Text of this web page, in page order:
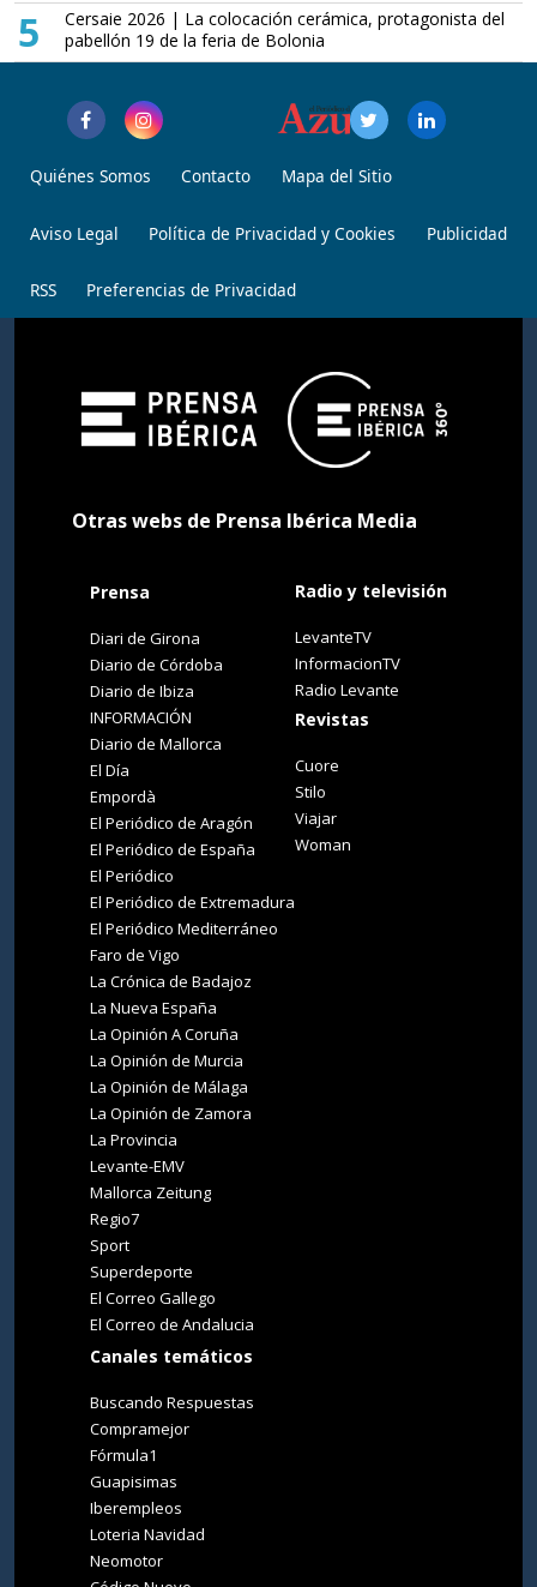
5
Cersaie 2026 | La colocación cerámica, protagonista del
pabellón 19 de la feria de Bolonia
Quiénes Somos Contacto Mapa del Sitio
Aviso Legal Política de Privacidad y Cookies Publicidad
RSS Preferencias de Privacidad
Otras webs de Prensa Ibérica Media
Prensa
Diari de Girona
Diario de Córdoba
Diario de Ibiza
INFORMACIÓN
Diario de Mallorca
El Día
Empordà
El Periódico de Aragón
El Periódico de España
El Periódico
El Periódico de Extremadura
El Periódico Mediterráneo
Faro de Vigo
La Crónica de Badajoz
La Nueva España
La Opinión A Coruña
La Opinión de Murcia
La Opinión de Málaga
La Opinión de Zamora
La Provincia
Levante-EMV
Mallorca Zeitung
Regio7
Sport
Superdeporte
El Correo Gallego
El Correo de Andalucia
Canales temáticos
Buscando Respuestas
Compramejor
Fórmula1
Guapisimas
Iberempleos
Loteria Navidad
Neomotor
Radio y televisión
LevanteTV
InformacionTV
Radio Levante
Revistas
Cuore
Stilo
Viajar
Woman